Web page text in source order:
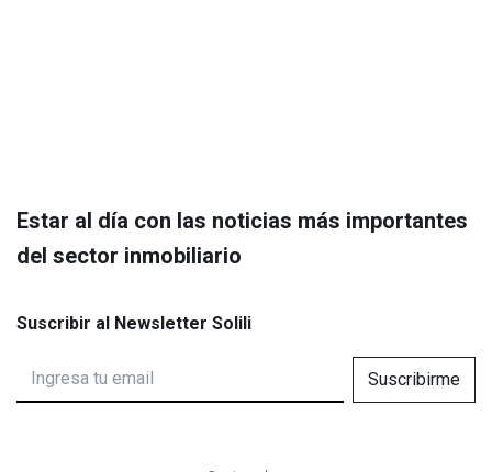
Estar al día con las noticias más importantes
del sector inmobiliario
Suscribir al Newsletter Solili
Suscribirme